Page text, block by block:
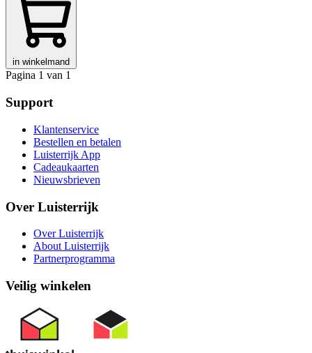
in winkelmand
Pagina 1 van 1
Support
Klantenservice
Bestellen en betalen
Luisterrijk App
Cadeaukaarten
Nieuwsbrieven
Over Luisterrijk
Over Luisterrijk
About Luisterrijk
Partnerprogramma
Veilig winkelen